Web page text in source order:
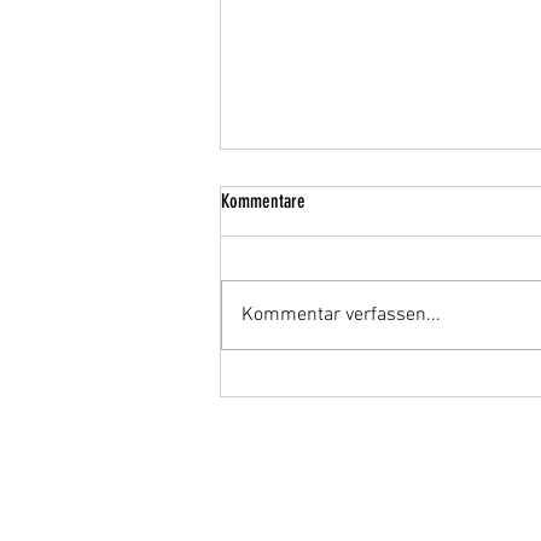
„Pump It All Away" von Sin Circuit
Kommentare
Kommentar verfassen...